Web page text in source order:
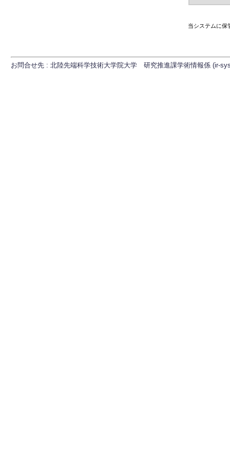
当システムに保
お問合せ先 : 北陸先端科学技術大学院大学 研究推進課学術情報係 (ir-